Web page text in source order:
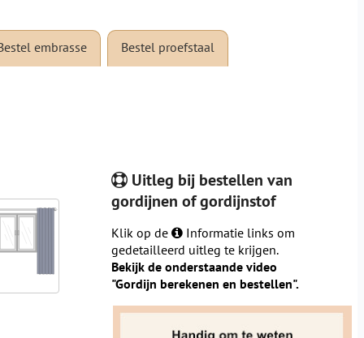
embrasse Bestel proefstaal
Uitleg bij bestellen van
gordijnen of gordijnstof
Klik op de
Informatie links om
gedetailleerd uitleg te krijgen.
Bekijk de onderstaande video
"Gordijn berekenen en bestellen".